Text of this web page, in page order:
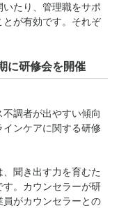
たり、管理職をサポ
が有効です。それぞ
に研修会を開催
調者が出やすい傾向
ンケアに関する研修
聞き出す力を育むた
。カウンセラーが研
がカウンセラーとの